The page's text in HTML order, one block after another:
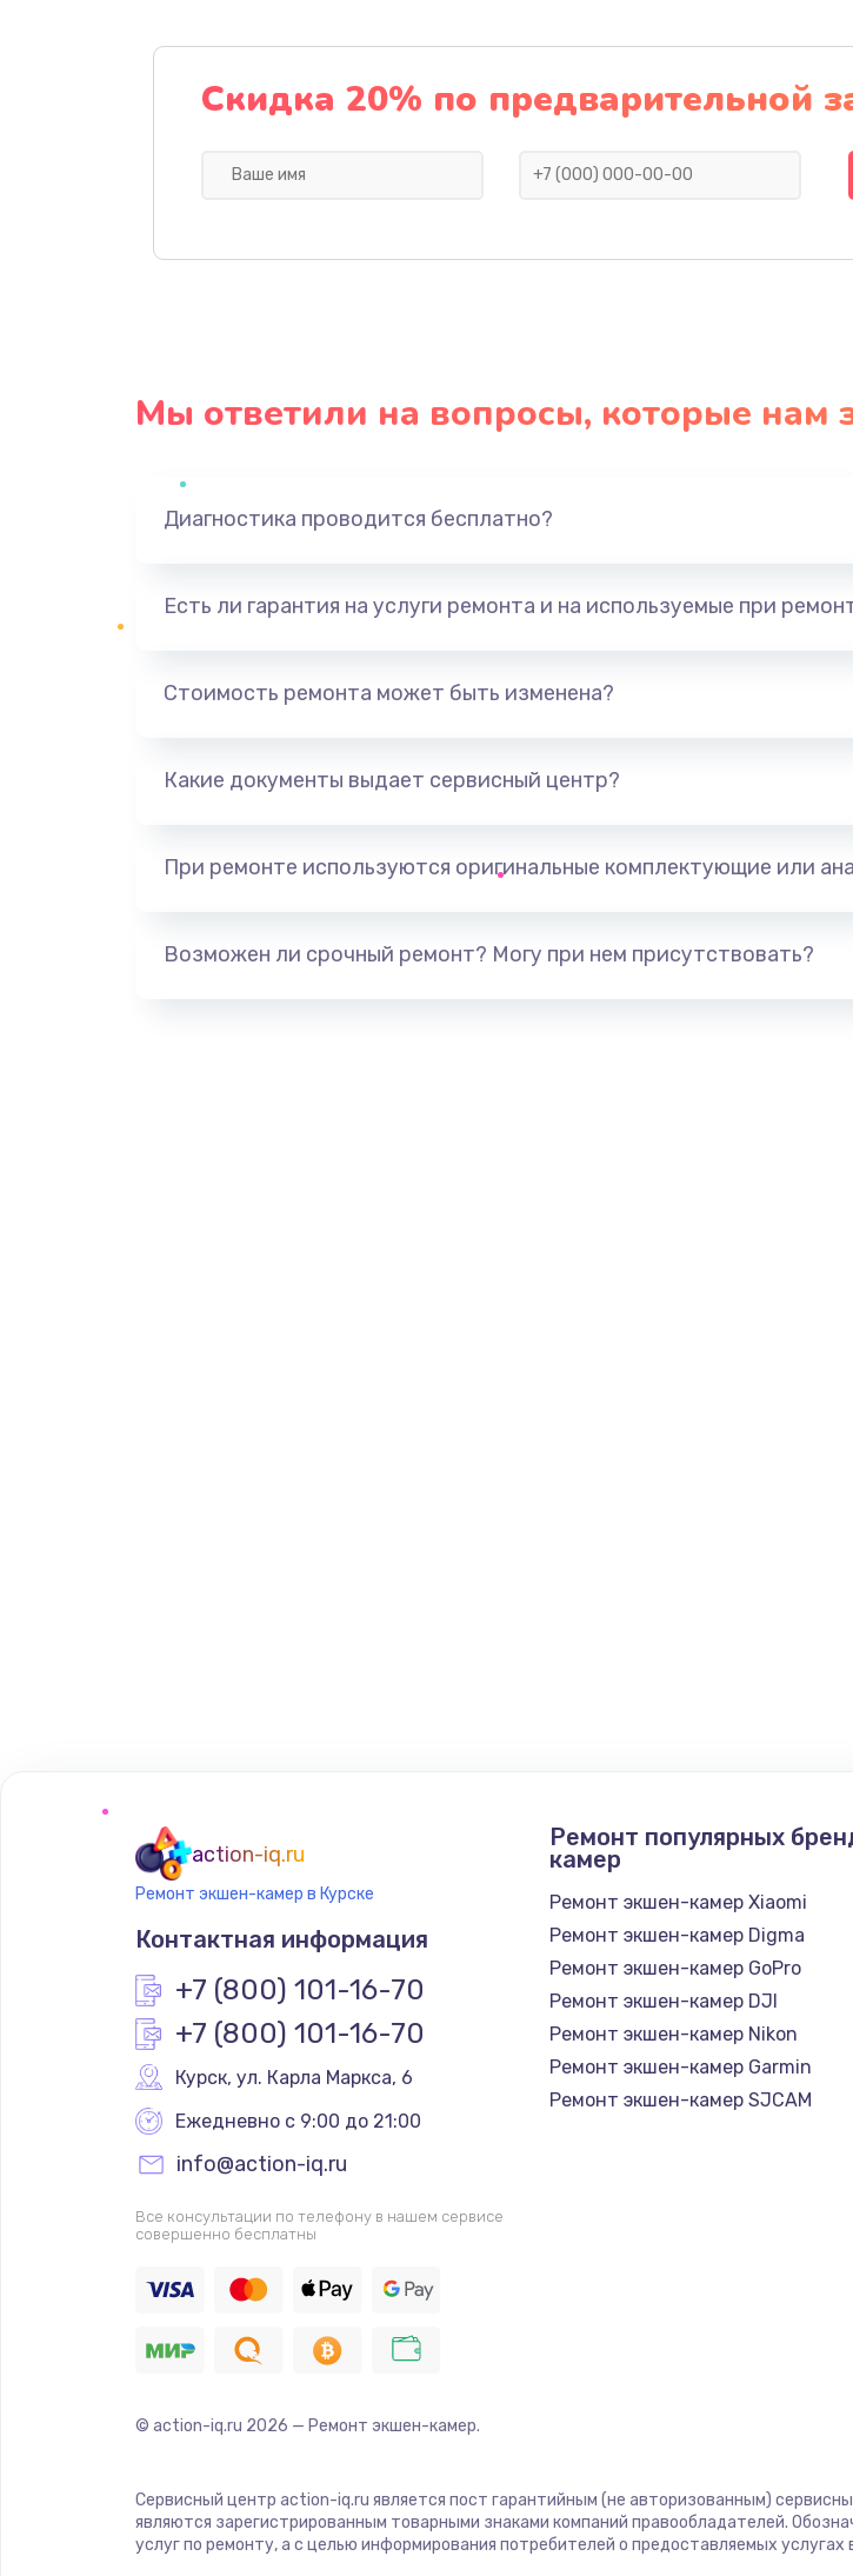
Скидка 20% по предварительной
Мы ответили на вопросы, которые нам
Диагностика проводится бесплатно?
Есть ли гарантия на услуги ремонта и на используемые при
Стоимость ремонта может быть изменена?
Какие документы выдает сервисный центр?
При ремонте используются оригинальные комплектующие или
Возможен ли срочный ремонт? Могу при нем присутствовать?
action-iq.ru
Ремонт экшен-камер в Курске
Контактная информация
+7 (800) 101-16-70
+7 (800) 101-16-70
Курск, ул. Карла Маркса, 6
Ежедневно с 9:00 до 21:00
info@action-iq.ru
Все консультации по телефону в нашем сервисе
совершенно бесплатны
Ремонт популярных
камер
Ремонт экшен-камер Xiaomi
Ремонт экшен-камер Digma
Ремонт экшен-камер GoPro
Ремонт экшен-камер DJI
Ремонт экшен-камер Nikon
Ремонт экшен-камер Garmin
Ремонт экшен-камер SJCAM
© action-iq.ru 2026 — Ремонт экшен-камер.
Сервисный центр action-iq.ru является пост гарантийным (не авторизованным)
являются зарегистрированным товарными знаками компаний правообладателей.
услуг по ремонту, а с целью информирования потребителей о предоставляемых